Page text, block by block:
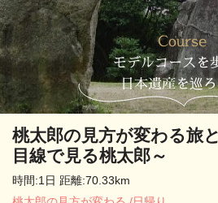
Course
モデルコースを
日本遺産を巡
桃太郎の見方が変わる旅
目線で見る桃太郎～
時間:1日 距離:70.33km